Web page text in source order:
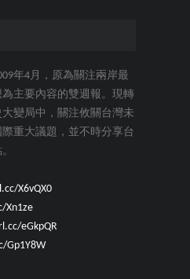
年4月，原為關注兩岸最
主要內容的雙週報。現轉
變局中，關注攸關台灣未
重大議題，並不時分享台
X6vQX0
Xn1ze
eGkpQR
Gp1Y8W